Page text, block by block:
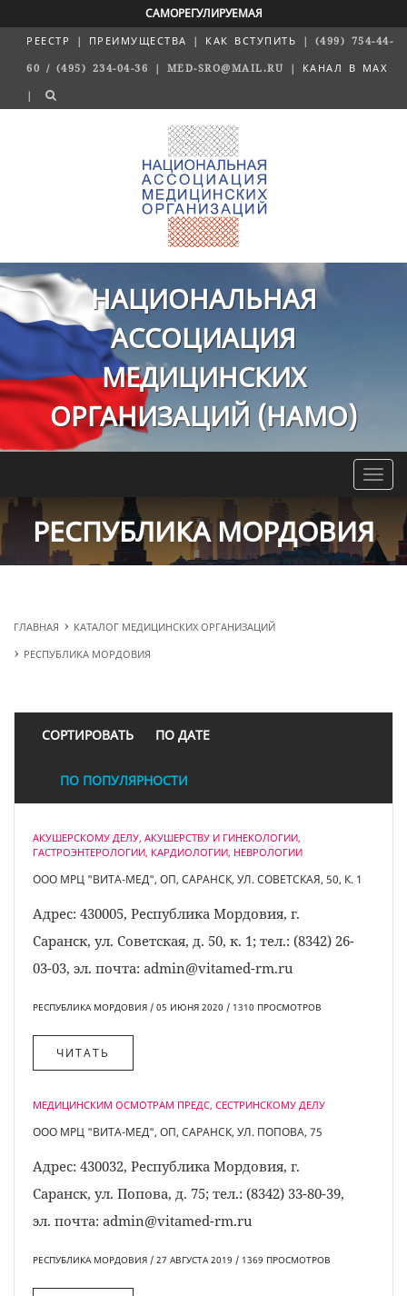
САМОРЕГУЛИРУЕМАЯ
РЕЕСТР | ПРЕИМУЩЕСТВА | КАК ВСТУПИТЬ | (499) 754-44-
60 / (495) 234-04-36 | MED-SRO@MAIL.RU | КАНАЛ В MAX
|
НАЦИОНАЛЬНАЯ
АССОЦИАЦИЯ
МЕДИЦИНСКИХ
ОРГАНИЗАЦИЙ (НАМО)
Toggle
РЕСПУБЛИКА МОРДОВИЯ
ГЛАВНАЯ
КАТАЛОГ МЕДИЦИНСКИХ ОРГАНИЗАЦИЙ
РЕСПУБЛИКА МОРДОВИЯ
СОРТИРОВАТЬ ПО ДАТЕ
ПО ПОПУЛЯРНОСТИ
АКУШЕРСКОМУ ДЕЛУ, АКУШЕРСТВУ И ГИНЕКОЛОГИИ,
ГАСТРОЭНТЕРОЛОГИИ, КАРДИОЛОГИИ, НЕВРОЛОГИИ
ООО МРЦ "ВИТА-МЕД", ОП, САРАНСК, УЛ. СОВЕТСКАЯ, 50, К. 1
Адрес: 430005, Республика Мордовия, г.
Саранск, ул. Советская, д. 50, к. 1; тел.: (8342) 26-
03-03, эл. почта: admin@vitamed-rm.ru
РЕСПУБЛИКА МОРДОВИЯ / 05 ИЮНЯ 2020 / 1310 ПРОСМОТРОВ
ЧИТАТЬ
МЕДИЦИНСКИМ ОСМОТРАМ ПРЕДС, СЕСТРИНСКОМУ ДЕЛУ
ООО МРЦ "ВИТА-МЕД", ОП, САРАНСК, УЛ. ПОПОВА, 75
Адрес: 430032, Республика Мордовия, г.
Саранск, ул. Попова, д. 75; тел.: (8342) 33-80-39,
эл. почта: admin@vitamed-rm.ru
РЕСПУБЛИКА МОРДОВИЯ / 27 АВГУСТА 2019 / 1369 ПРОСМОТРОВ